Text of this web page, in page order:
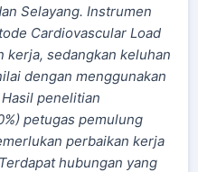
Selayang. Instrumen
Cardiovascular Load
kerja, sedangkan keluhan
dengan menggunakan
penelitian
petugas pemulung
perbaikan kerja
hubungan yang